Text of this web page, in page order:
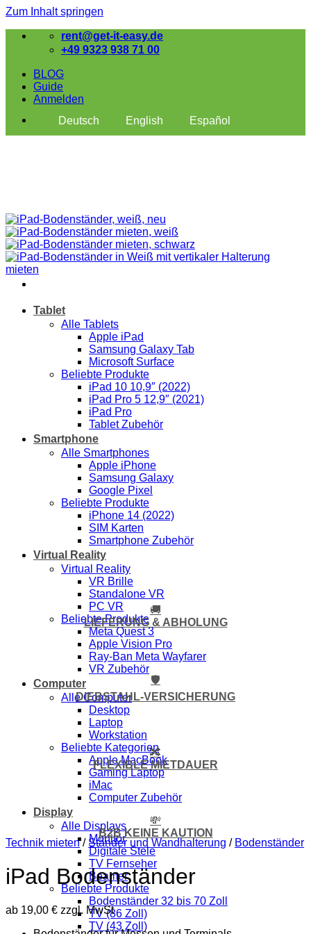
Zum Inhalt springen
rent@get-it-easy.de
+49 9323 938 71 00
BLOG
Guide
Anmelden
Deutsch
English Español
Tablet
Alle Tablets
Apple iPad
Samsung Galaxy Tab
Microsoft Surface
Beliebte Produkte
iPad 10 10,9″ (2022)
iPad Pro 5 12,9″ (2021)
iPad Pro
Tablet Zubehör
Smartphone
Alle Smartphones
Apple iPhone
Samsung Galaxy
Google Pixel
Beliebte Produkte
iPhone 14 (2022)
SIM Karten
Smartphone Zubehör
Virtual Reality
Virtual Reality
VR Brille
Standalone VR
PC VR
Beliebte Produkte
Meta Quest 3
Apple Vision Pro
Ray-Ban Meta Wayfarer
VR Zubehör
Computer
Alle Computer
Desktop
Laptop
Workstation
Beliebte Kategorien
Apple MacBook
Gaming Laptop
iMac
Computer Zubehör
Display
Alle Displays
Monitor
Digitale Stele
TV Fernseher
Beamer
Beliebte Produkte
Bodenständer 32 bis 70 Zoll
TV (86 Zoll)
TV (43 Zoll)
🚚
LIEFERUNG & ABHOLUNG
🛡️
DIEBSTAHL-VERSICHERUNG
🔀
FLEXIBLE MIETDAUER
💸
B2B KEINE KAUTION
Technik mieten / Ständer und Wandhalterung / Bodenständer
iPad Bodenständer
ab 19,00 € zzgl. MwSt